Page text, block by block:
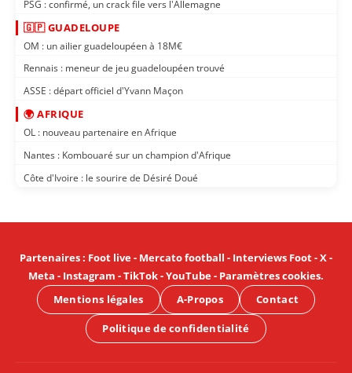
PSG : confirmé, un crack file vers l'Allemagne
🇬🇵 GUADELOUPE
OM : un ailier guadeloupéen à 18M€
Rennais : meneur de jeu guadeloupéen trouvé
ASSE : départ officiel d'Yvann Maçon
🌍 AFRIQUE
OL : nouveau partenaire en Afrique
Nantes : Kombouaré sur un champion d'Afrique
Côte d'Ivoire : le sourire de Désiré Doué
Partenaires: Foot live- Mercato football - Interviews Foot-X-
Meta - Instagram -TikTok-YouTube- Paramètres cookies.
Mentions légales
A-Propos Contact
Politique de confidentialité